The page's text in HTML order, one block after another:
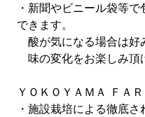
・新聞やビニール袋等
できます。
酸が気になる場合は好
味の変化をお楽しみ頂
ＹＯＫＯＹＡＭＡ ＦＡ
・施設栽培による徹底